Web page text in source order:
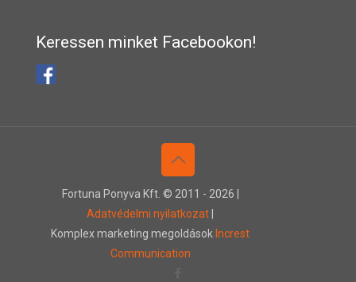
Keressen minket Facebookon!
Fortuna Ponyva Kft. © 2011 - 2026 |
Adatvédelmi nyilatkozat
Komplex marketing megoldások Increst
Communication